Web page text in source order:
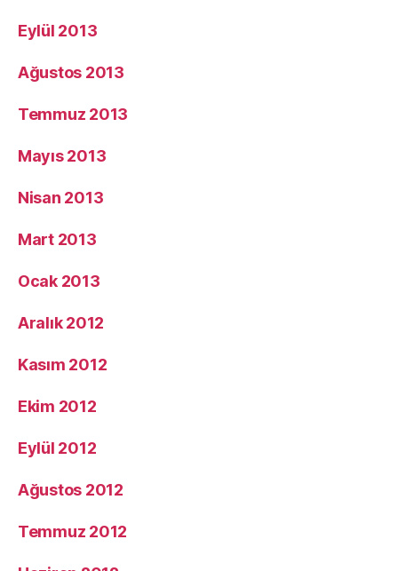
Eylül 2013
Ağustos 2013
Temmuz 2013
Mayıs 2013
Nisan 2013
Mart 2013
Ocak 2013
Aralık 2012
Kasım 2012
Ekim 2012
Eylül 2012
Ağustos 2012
Temmuz 2012